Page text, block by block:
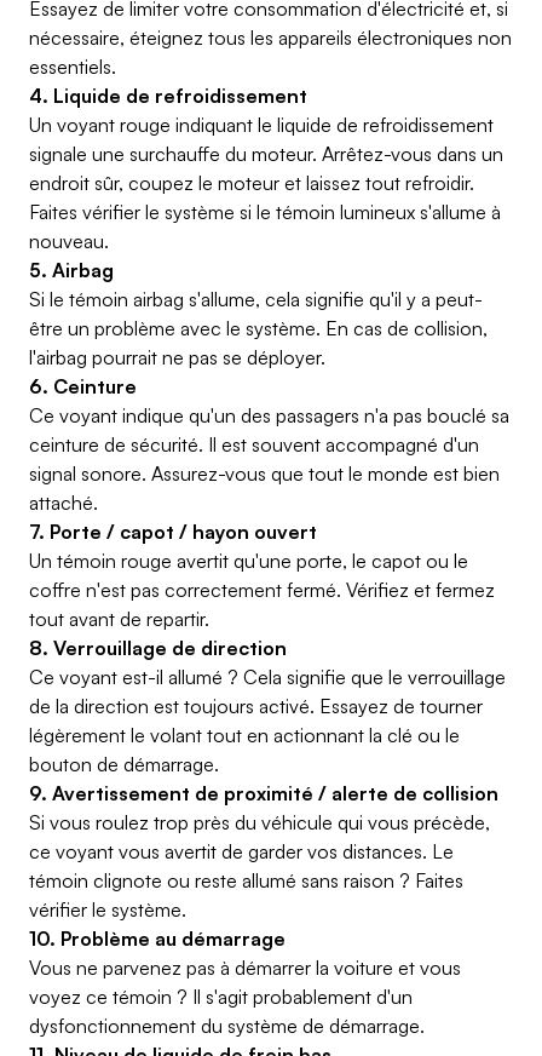
Essayez de limiter votre consommation d'électricité et, si
nécessaire, éteignez tous les appareils électroniques non
essentiels.
4. Liquide de refroidissement
Un voyant rouge indiquant le liquide de refroidissement
signale une surchauffe du moteur. Arrêtez-vous dans un
endroit sûr, coupez le moteur et laissez tout refroidir.
Faites vérifier le système si le témoin lumineux s'allume à
nouveau.
5. Airbag
Si le témoin airbag s'allume, cela signifie qu'il y a peut-
être un problème avec le système. En cas de collision,
l'airbag pourrait ne pas se déployer.
6. Ceinture
Ce voyant indique qu'un des passagers n'a pas bouclé sa
ceinture de sécurité. Il est souvent accompagné d'un
signal sonore. Assurez-vous que tout le monde est bien
attaché.
7. Porte / capot / hayon ouvert
Un témoin rouge avertit qu'une porte, le capot ou le
coffre n'est pas correctement fermé. Vérifiez et fermez
tout avant de repartir.
8. Verrouillage de direction
Ce voyant est-il allumé ? Cela signifie que le verrouillage
de la direction est toujours activé. Essayez de tourner
légèrement le volant tout en actionnant la clé ou le
bouton de démarrage.
9. Avertissement de proximité / alerte de collision
Si vous roulez trop près du véhicule qui vous précède,
ce voyant vous avertit de garder vos distances. Le
témoin clignote ou reste allumé sans raison ? Faites
vérifier le système.
10. Problème au démarrage
Vous ne parvenez pas à démarrer la voiture et vous
voyez ce témoin ? Il s'agit probablement d'un
dysfonctionnement du système de démarrage.